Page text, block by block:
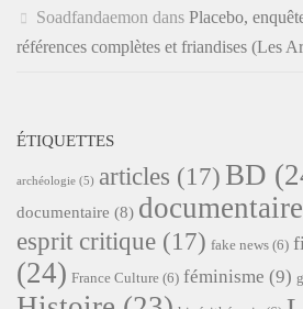
Soadfandaemon dans Placebo,
références complètes et friandises (Les
ÉTIQUETTES
archéologie (5) articles (17) BD
documentaire (8)
esprit critique (17) fake news (6)
(24) France Culture (6) féminisme (9)